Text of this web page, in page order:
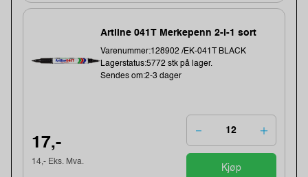
Artline 041T Merkepenn 2-i-1 sort
Varenummer:128902 /EK-041T BLACK
Lagerstatus:5772 stk på lager.
Sendes om:2-3 dager
17,-
14,- Eks. Mva.
Kjøp